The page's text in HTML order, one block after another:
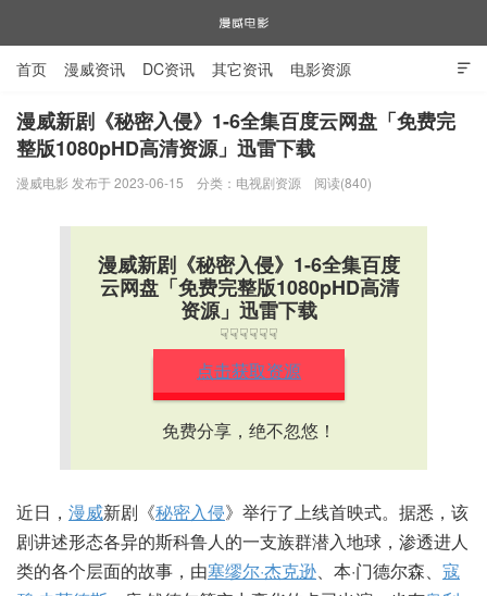
漫威电影

首页 漫威资讯 DC资讯 其它资讯 电影资源
电视剧资源 漫威图片
漫威新剧《秘密入侵》1-6全集百度云网盘「免费完
整版1080pHD高清资源」迅雷下载
漫威电影 发布于 2023-06-15 分类： 电视剧资源 阅读(840)
漫威新剧《秘密入侵》1-6全集百度
云网盘「免费完整版1080pHD高清
资源」迅雷下载
☟☟☟☟☟☟
点击获取资源
免费分享，绝不忽悠！
近日， 漫威新剧《秘密入侵》举行了上线首映式。据悉，该
剧讲述形态各异的斯科鲁人的一支族群潜入地球，渗透进人
类的各个层面的故事，由塞缪尔·杰克逊、本·门德尔森、 寇